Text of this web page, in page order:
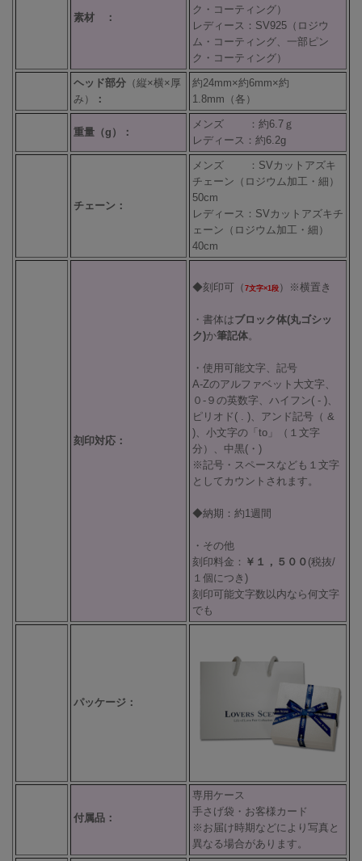
素材 ：
ク・コーティング）
レディース：SV925（ロジウ
ム・コーティング、一部ピン
ク・コーティング）
ヘッド部分 （縦×横×厚
み）
：
約24mm×約6mm×約
1.8mm（各）
重量（g）：
メンズ ：約6.7ｇ
レディース：約6.2g
チェーン：
メンズ ：SVカットアズキ
チェーン（ロジウム加工・細）
50cm
レディース：SVカットアズキチ
ェーン（ロジウム加工・細）
40cm
刻印対応：
◆刻印可（ 7文字×1段 ）※横置き
・書体はブロック体(丸ゴシッ
ク)か筆記体。
・使用可能文字、記号
A-Zのアルファベット大文字、
０-９の英数字、ハイフン( - )、
ピリオド( . )、アンド記号（ &
)、小文字の「to」（１文字
分）、中黒(・)
※記号・スペースなども１文字
としてカウントされます。
◆納期：約1週間
・その他
刻印料金： ￥１，５００ (税抜/
１個につき)
刻印可能文字数以内なら何文字
でも
パッケージ：
付属品：
専用ケース
手さげ袋・お客様カード
※お届け時期などにより写真と
異なる場合があります。